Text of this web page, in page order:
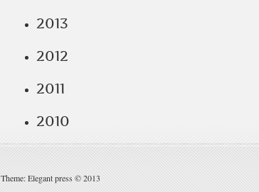
2013
2012
2011
2010
Theme: Elegant press © 2013